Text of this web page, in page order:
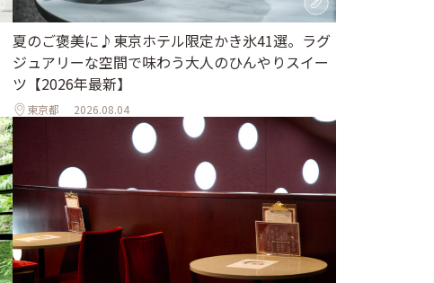
夏のご褒美に♪東京ホテル限定かき氷41選。ラグ
ジュアリーな空間で味わう大人のひんやりスイー
ツ【2026年最新】
東京都 2026.08.04